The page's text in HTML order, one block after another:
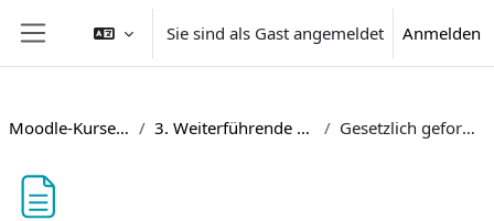
Website-Übersicht
Sie sind als Gast angemeldet Anmelden
Moodle-Kurse barrierefrei gestalten 3. Weiterführende Informationen und Materialien Gesetzlich geforderte digitale Barrierefreiheit